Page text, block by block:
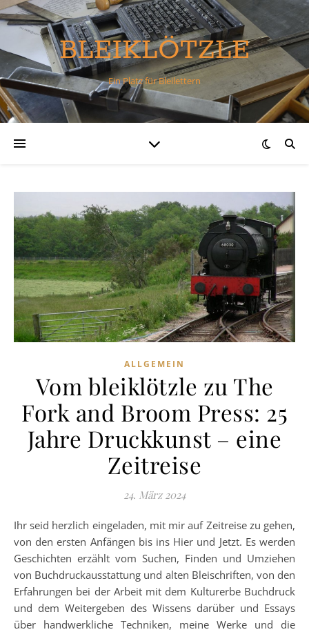
BLEIKLÖTZLE
Ein Platz für Bleilettern
ALLGEMEIN
Vom bleiklötzle zu The
Fork and Broom Press: 25
Jahre Druckkunst – eine
Zeitreise
24. März 2024
Ihr seid herzlich eingeladen, mit mir auf Zeitreise zu gehen,
von den ersten Anfängen bis ins Hier und Jetzt. Es werden
Geschichten erzählt vom Suchen, Finden und Umziehen
von Buchdruckausstattung und alten Bleischriften, von den
Erfahrungen bei der Arbeit mit dem Kulturerbe Buchdruck
und dem Weitergeben des Wissens darüber und Essays
über handwerkliche Techniken, meine Werke und die